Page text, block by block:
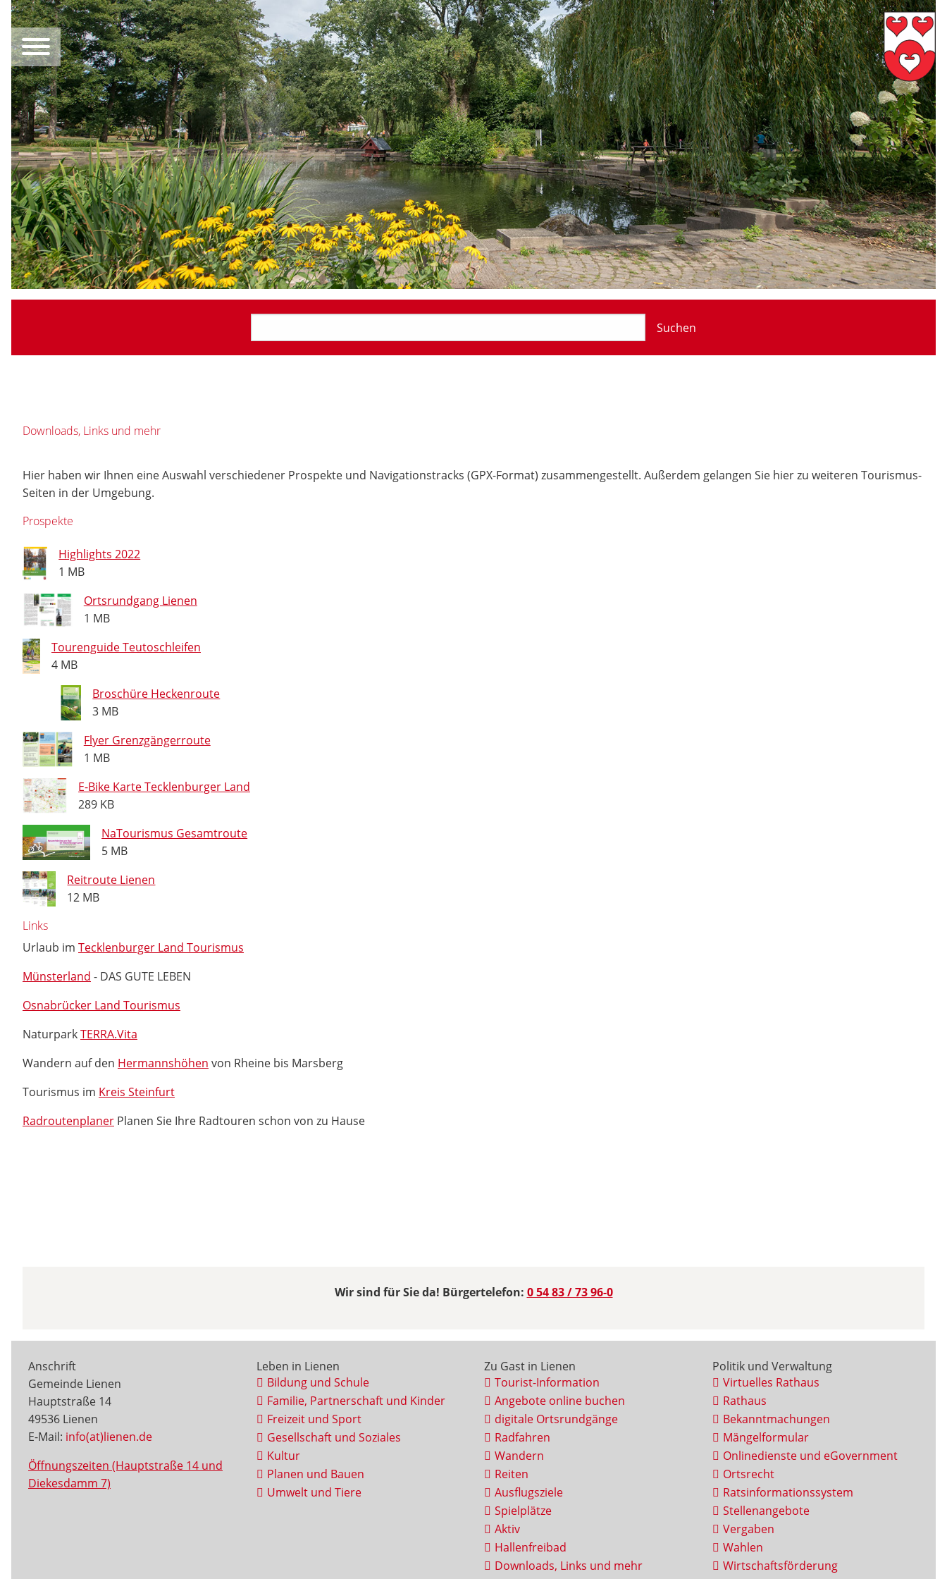
Suchen
Downloads, Links und mehr
Hier haben wir Ihnen eine Auswahl verschiedener Prospekte und Navigationstracks (GPX-Format) zusammengestellt. Außerdem gelangen Sie hier zu weiteren Tourismus-
Seiten in der Umgebung.
Prospekte
Highlights 2022
1 MB
Ortsrundgang Lienen
1 MB
Tourenguide Teutoschleifen
4 MB
Broschüre Heckenroute
3 MB
Flyer Grenzgängerroute
1 MB
E-Bike Karte Tecklenburger Land
289 KB
NaTourismus Gesamtroute
5 MB
Reitroute Lienen
12 MB
Links
Urlaub im Tecklenburger Land Tourismus
Münsterland - DAS GUTE LEBEN
Osnabrücker Land Tourismus
NaturparkTERRA.Vita
Wandern auf den Hermannshöhen von Rheine bis Marsberg
Tourismus im Kreis Steinfurt
Radroutenplaner Planen Sie Ihre Radtouren schon von zu Hause
Wir sind für Sie da! Bürgertelefon: 0 54 83 / 73 96-0
Anschrift
Gemeinde Lienen
Hauptstraße 14
49536 Lienen
E-Mail: info(at)lienen.de
Öffnungszeiten (Hauptstraße 14 und
Diekesdamm 7)
Leben in Lienen
Bildung und Schule
Familie, Partnerschaft und Kinder
Freizeit und Sport
Gesellschaft und Soziales
Kultur
Planen und Bauen
Umwelt und Tiere
Zu Gast in Lienen
Tourist-Information
Angebote online buchen
digitale Ortsrundgänge
Radfahren
Wandern
Reiten
Ausflugsziele
Spielplätze
Aktiv
Hallenfreibad
Downloads, Links und mehr
Politik und Verwaltung
Virtuelles Rathaus
Rathaus
Bekanntmachungen
Mängelformular
Onlinedienste und eGovernment
Ortsrecht
Ratsinformationssystem
Stellenangebote
Vergaben
Wahlen
Wirtschaftsförderung